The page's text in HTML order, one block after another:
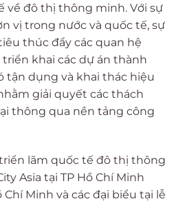
về đô thị thông minh. Với sự
vị trong nước và quốc tế, sự
thúc đẩy các quan hệ
khai các dự án thành
tận dụng và khai thác hiệu
giải quyết các thách
thông qua nền tảng công
lãm quốc tế đô thị thông
Asia tại TP Hồ Chí Minh
Chí Minh và các đại biểu tại lễ